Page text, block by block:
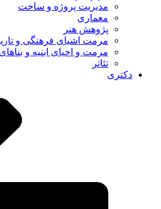
مدیریت پروژه و ساخت
معماری
پژوهش هنر
مرمت اشیای فرهنگی و
مرمت و احیای ابنیه و
تئاتر
دکتری